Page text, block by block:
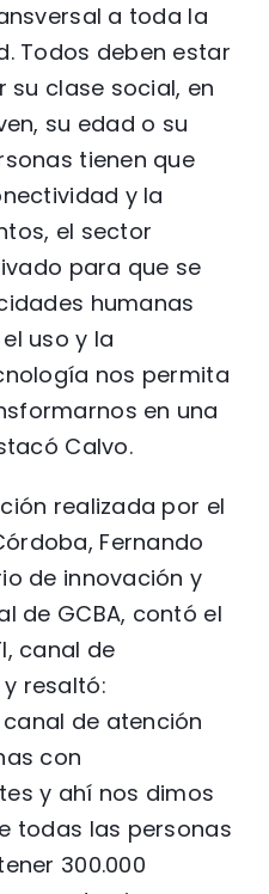
a toda la
Todos deben estar
su clase social, en
su edad o su
tienen que
y la
el sector
para que se
humanas
uso y la
nos permita
en una
Calvo.
realizada por el
Fernando
de innovación y
de GCBA, contó el
canal de
resaltó:
de atención
con
y ahí nos dimos
todas las personas
300.000